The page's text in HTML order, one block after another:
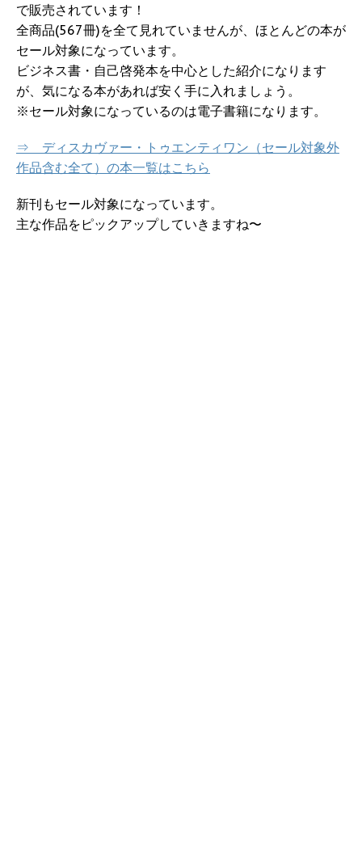
で販売されています！
全商品(567冊)を全て見れていませんが、ほとんどの本が
セール対象になっています。
ビジネス書・自己啓発本を中心とした紹介になります
が、気になる本があれば安く手に入れましょう。
※セール対象になっているのは電子書籍になります。
⇒ ディスカヴァー・トゥエンティワン（セール対象外
作品含む全て）の本一覧はこちら
新刊もセール対象になっています。
主な作品をピックアップしていきますね〜